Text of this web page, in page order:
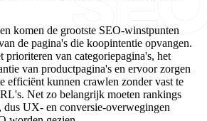
komen de grootste SEO-winstpunten
de pagina's die koopintentie opvangen.
prioriteren van categoriepagina's, het
van productpagina's en ervoor zorgen
efficiënt kunnen crawlen zonder vast te
Net zo belangrijk moeten rankings
dus UX- en conversie-overwegingen